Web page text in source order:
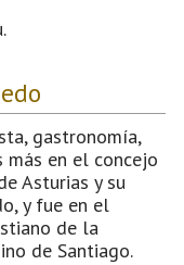
gastronomía,
más en el concejo
Asturias y su
y fue en el
de la
de Santiago.